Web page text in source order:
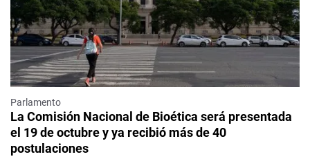
Parlamento
La Comisión Nacional de Bioética será presentada
el 19 de octubre y ya recibió más de 40
postulaciones